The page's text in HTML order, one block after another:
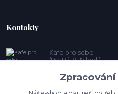
Kontakty
Kafe pro sebe
(Po-Pá, 9-17 hod.)